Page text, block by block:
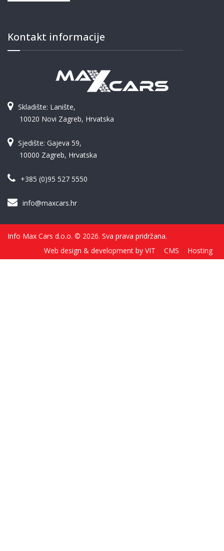
Kontakt informacije
Skladište: Lanište,
10020 Novi Zagreb, Hrvatska
Sjedište: Gajeva 59,
10000 Zagreb, Hrvatska
+385 (0)95 527 5550
info@maxcars.hr
Info Max Cars d.o.o. © 2026. Sva prava pridržana.
Web design & development by VIT
CMS Hosting